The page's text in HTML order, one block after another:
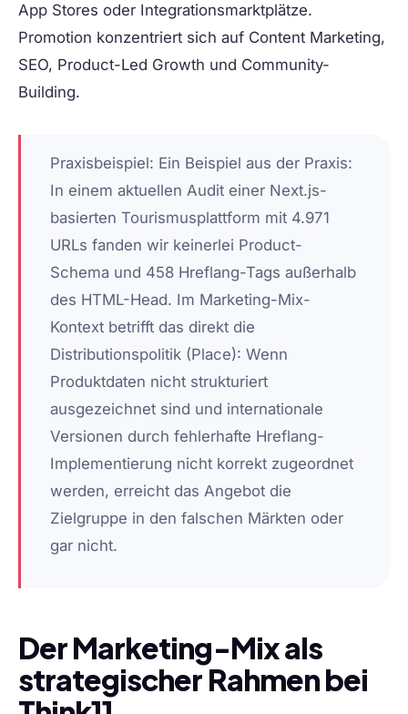
App Stores oder Integrationsmarktplätze.
Promotion konzentriert sich auf Content Marketing,
SEO, Product-Led Growth und Community-
Building.
Praxisbeispiel: Ein Beispiel aus der Praxis:
In einem aktuellen Audit einer Next.js-
basierten Tourismusplattform mit 4.971
URLs fanden wir keinerlei Product-
Schema und 458 Hreflang-Tags außerhalb
des HTML-Head. Im Marketing-Mix-
Kontext betrifft das direkt die
Distributionspolitik (Place): Wenn
Produktdaten nicht strukturiert
ausgezeichnet sind und internationale
Versionen durch fehlerhafte Hreflang-
Implementierung nicht korrekt zugeordnet
werden, erreicht das Angebot die
Zielgruppe in den falschen Märkten oder
gar nicht.
Der Marketing-Mix als
strategischer Rahmen bei